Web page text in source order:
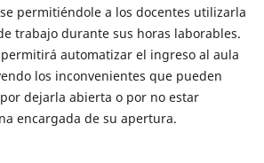
permitiéndole a los docentes utilizarla
trabajo durante sus horas laborables.
automatizar el ingreso al aula
los inconvenientes que pueden
dejarla abierta o por no estar
encargada de su apertura.